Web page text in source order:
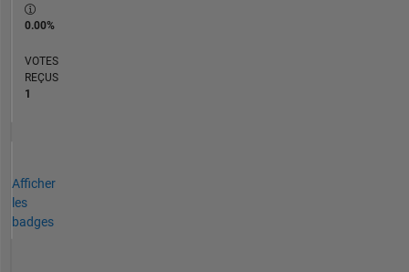
0.00%
VOTES
REÇUS
1
Afficher
les
badges